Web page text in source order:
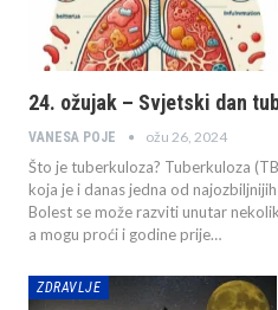
24. ožujak – Svjetski dan
VANESA POJE ožu 26, 2024
Što je tuberkuloza? Tuberkuloza
koja je i danas jedna od
Bolest se može razviti unutar
a mogu proći i godine prije…
ZDRAVLJE